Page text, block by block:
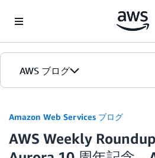
AWS ブログ
カテゴリ
Amazon Web Services ブログ
AWS Weekly